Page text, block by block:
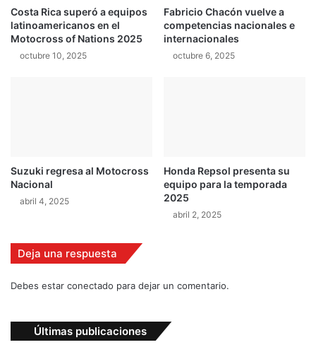
0
1
8
n
c
i
a
Costa Rica superó a equipos
latinoamericanos en el
Motocross of Nations 2025
octubre 10, 2025
Fabricio Chacón vuelve a
competencias nacionales e
internacionales
octubre 6, 2025
Suzuki regresa al Motocross
Nacional
abril 4, 2025
Honda Repsol presenta su
equipo para la temporada
2025
abril 2, 2025
Deja una respuesta
Debes estar conectado para dejar un comentario.
Últimas publicaciones